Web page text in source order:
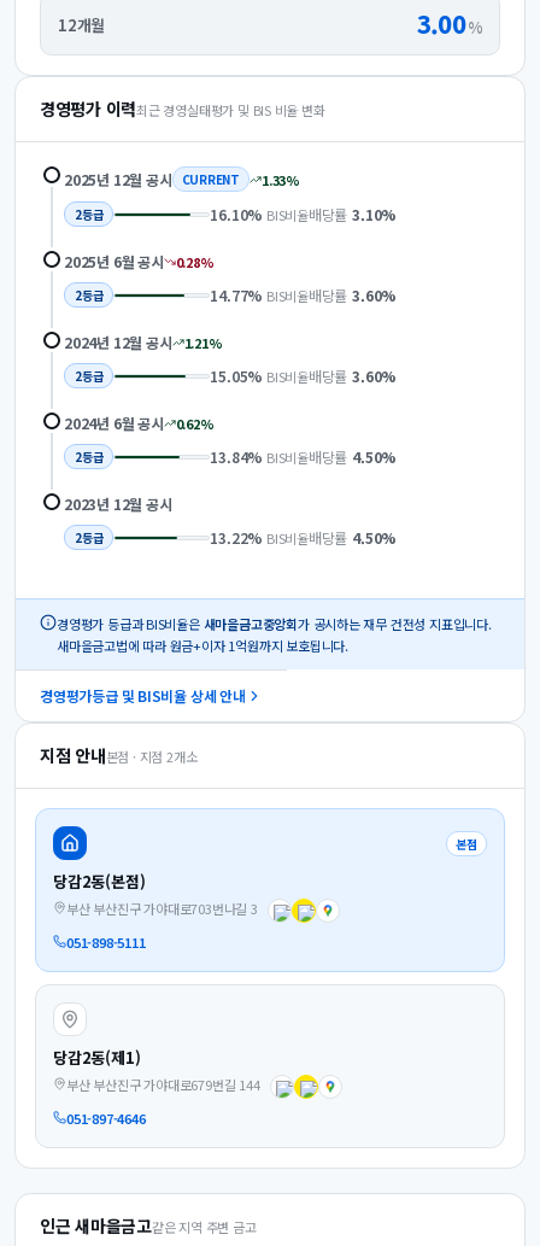
12개월 3.00%
경영평가 이력최근 경영실태평가 및 BIS 비율 변화
2025년 12월 공시 CURRENT 1.33%
2등급 16.10% BIS비율배당률 3.10%
2025년 6월공시 0.28%
2등급 14.77% BIS비율배당률 3.60%
2024년 12월 공시 1.21%
2등급 15.05% BIS비율배당률 3.60%
2024년 6월공시 0.62%
2등급 13.84% BIS비율배당률 4.50%
2023년 12월 공시
2등급 13.22% BIS비율배당률 4.50%
경영평가 등급과 BIS비율은 새마을금고중앙회가 공시하는 재무 건전성 지표입니다.
새마을금고법에 따라 원금+이자 1억원까지 보호됩니다.
경영평가등급 및 BIS비율 상세 안내
지점 안내본점 · 지점 2개소
본점
당감2동(본점)
부산 부산진구 가야대로703번나길 3
051-898-5111
당감2동(제1)
부산 부산진구 가야대로679번길 144
051-897-4646
인근 새마을금고같은 지역 주변 금고